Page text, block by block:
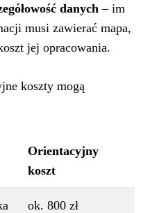
danych – im
musi zawierać mapa,
jej opracowania.
koszty mogą
Orientacyjny
koszt
ok. 800 zł